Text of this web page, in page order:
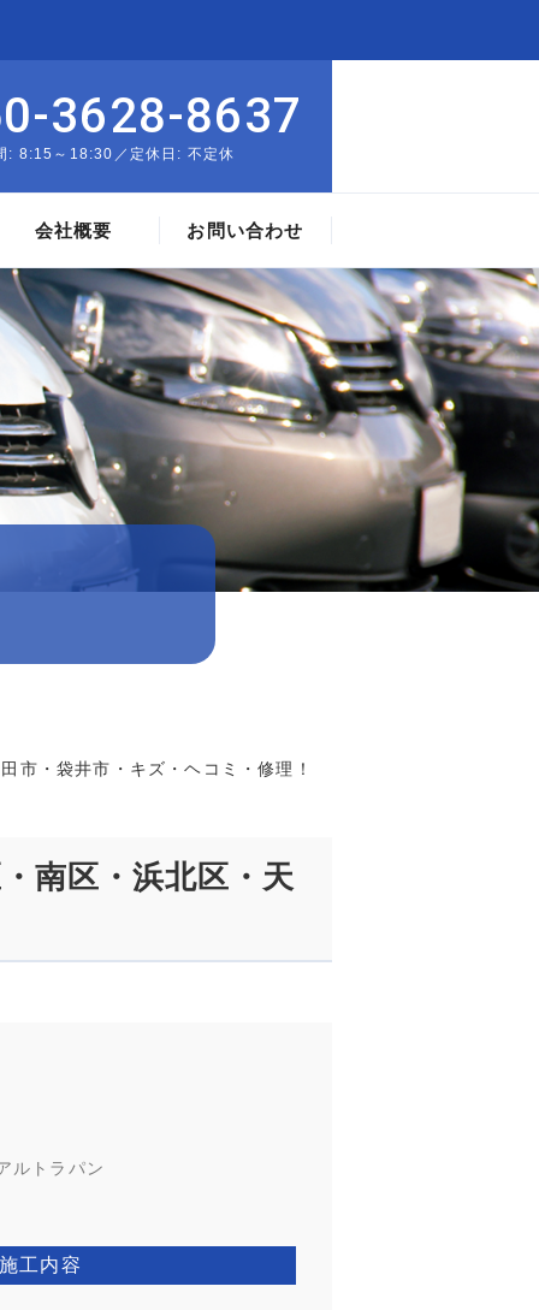
3628-8637
: 8:15～18:30／定休日: 不定休
会社概要 お問い合わせ
・袋井市・キズ・ヘコミ・修理！
南区・浜北区・天
ルトラパン
施工内容